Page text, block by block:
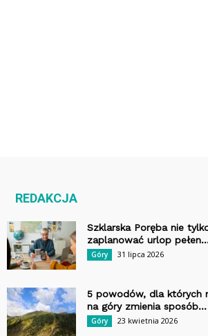
REDAKCJA
Szklarska Poręba nie
zaplanować urlop
Góry 31 lipca 2026
5 powodów, dla których
na góry zmienia sposób...
Góry 23 kwietnia 2026